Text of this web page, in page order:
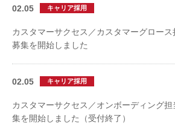
02.05 キャリア採用
カスタマーサクセス／カスタマーグロー
募集を開始しました
02.05 キャリア採用
カスタマーサクセス／オンボーディング
集を開始しました（受付終了）